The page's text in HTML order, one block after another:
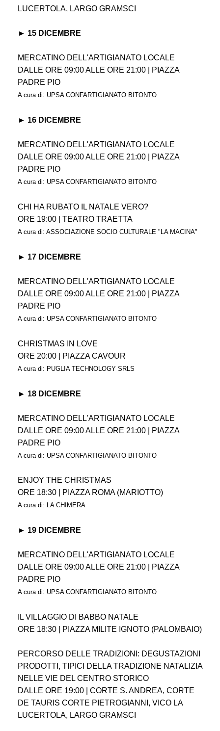
LUCERTOLA, LARGO GRAMSCI
► 15 DICEMBRE
MERCATINO DELL'ARTIGIANATO LOCALE
DALLE ORE 09:00 ALLE ORE 21:00 | PIAZZA
PADRE PIO
A cura di: UPSA CONFARTIGIANATO BITONTO
► 16 DICEMBRE
MERCATINO DELL'ARTIGIANATO LOCALE
DALLE ORE 09:00 ALLE ORE 21:00 | PIAZZA
PADRE PIO
A cura di: UPSA CONFARTIGIANATO BITONTO
CHI HA RUBATO IL NATALE VERO?
ORE 19:00 | TEATRO TRAETTA
A cura di: ASSOCIAZIONE SOCIO CULTURALE "LA MACINA"
► 17 DICEMBRE
MERCATINO DELL'ARTIGIANATO LOCALE
DALLE ORE 09:00 ALLE ORE 21:00 | PIAZZA
PADRE PIO
A cura di: UPSA CONFARTIGIANATO BITONTO
CHRISTMAS IN LOVE
ORE 20:00 | PIAZZA CAVOUR
A cura di: PUGLIA TECHNOLOGY SRLS
► 18 DICEMBRE
MERCATINO DELL'ARTIGIANATO LOCALE
DALLE ORE 09:00 ALLE ORE 21:00 | PIAZZA
PADRE PIO
A cura di: UPSA CONFARTIGIANATO BITONTO
ENJOY THE CHRISTMAS
ORE 18:30 | PIAZZA ROMA (MARIOTTO)
A cura di: LA CHIMERA
► 19 DICEMBRE
MERCATINO DELL'ARTIGIANATO LOCALE
DALLE ORE 09:00 ALLE ORE 21:00 | PIAZZA
PADRE PIO
A cura di: UPSA CONFARTIGIANATO BITONTO
IL VILLAGGIO DI BABBO NATALE
ORE 18:30 | PIAZZA MILITE IGNOTO (PALOMBAIO)
PERCORSO DELLE TRADIZIONI: DEGUSTAZIONI
PRODOTTI, TIPICI DELLA TRADIZIONE NATALIZIA
NELLE VIE DEL CENTRO STORICO
DALLE ORE 19:00 | CORTE S. ANDREA, CORTE
DE TAURIS CORTE PIETROGIANNI, VICO LA
LUCERTOLA, LARGO GRAMSCI